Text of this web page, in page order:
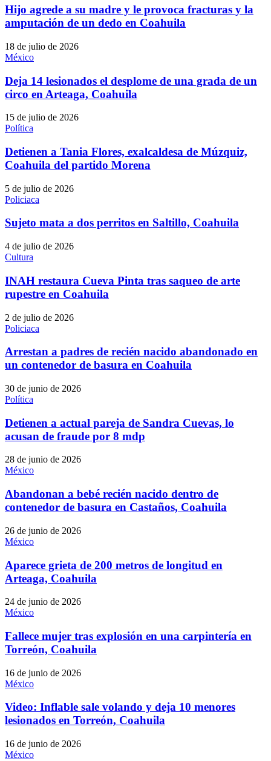
Hijo agrede a su madre y le provoca fracturas y la
amputación de un dedo en Coahuila
18 de julio de 2026
México
Deja 14 lesionados el desplome de una grada de un
circo en Arteaga, Coahuila
15 de julio de 2026
Política
Detienen a Tania Flores, exalcaldesa de Múzquiz,
Coahuila del partido Morena
5 de julio de 2026
Policiaca
Sujeto mata a dos perritos en Saltillo, Coahuila
4 de julio de 2026
Cultura
INAH restaura Cueva Pinta tras saqueo de arte
rupestre en Coahuila
2 de julio de 2026
Policiaca
Arrestan a padres de recién nacido abandonado en
un contenedor de basura en Coahuila
30 de junio de 2026
Política
Detienen a actual pareja de Sandra Cuevas, lo
acusan de fraude por 8 mdp
28 de junio de 2026
México
Abandonan a bebé recién nacido dentro de
contenedor de basura en Castaños, Coahuila
26 de junio de 2026
México
Aparece grieta de 200 metros de longitud en
Arteaga, Coahuila
24 de junio de 2026
México
Fallece mujer tras explosión en una carpintería en
Torreón, Coahuila
16 de junio de 2026
México
Video: Inflable sale volando y deja 10 menores
lesionados en Torreón, Coahuila
16 de junio de 2026
México